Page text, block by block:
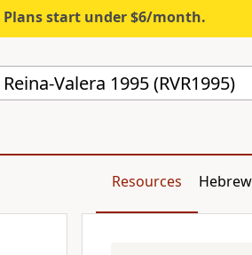
Plans start under $6/month.
Reina-Valera 1995 (RVR1995)
Resources